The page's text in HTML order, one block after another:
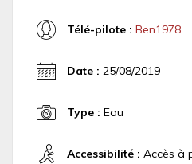
Télé-pilote : Ben1978
Date : 25/08/2019
Type : Eau
Accessibilité : Accès à